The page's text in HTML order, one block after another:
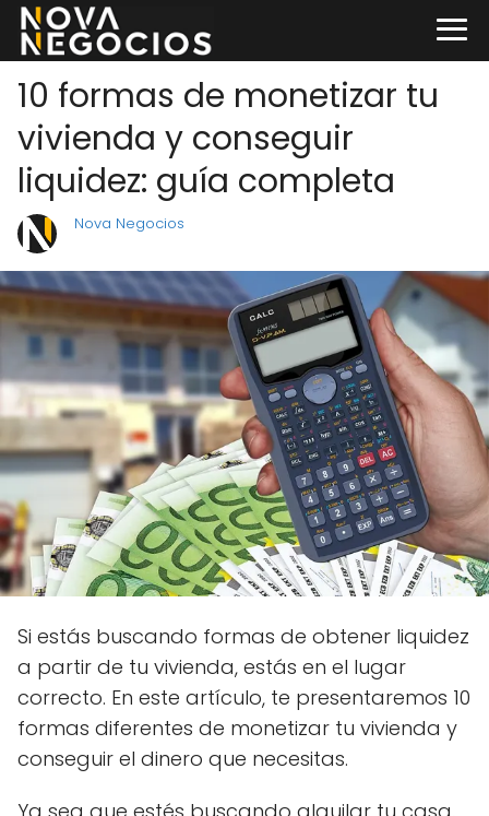
10 formas de monetizar tu
vivienda y conseguir
liquidez: guía completa
Nova Negocios
Si estás buscando formas de obtener liquidez
a partir de tu vivienda, estás en el lugar
correcto. En este artículo, te presentaremos 10
formas diferentes de monetizar tu vivienda y
conseguir el dinero que necesitas.